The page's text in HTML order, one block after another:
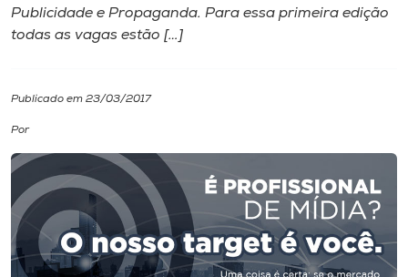
Internacionalização
Cultura
CPA
Publicidade e Propaganda. Para essa primeira edição
todas as vagas estão […]
Publicado em 23/03/2017
Por